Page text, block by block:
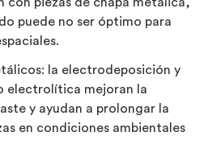
con piezas de chapa metálica,
puede no ser óptimo para
la electrodeposición y
electrolítica mejoran la
y ayudan a prolongar la
en condiciones ambientales